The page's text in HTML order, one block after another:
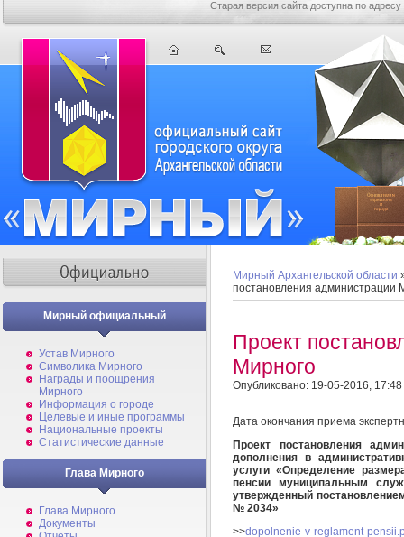
Старая версия сайта доступна по адресу
Мирный официальный
Устав Мирного
Символика Мирного
Награды и поощрения
Мирного
Информация о городе
Целевые и иные программы
Национальные проекты
Статистические данные
Глава Мирного
Глава Мирного
Документы
Мирный Архангельской области
постановления администрации
Проект
Мирного
Опубликовано: 19-05-2016, 17:48
Дата окончания приема
Проект постановления
дополнения в
услуги «Определение
пенсии муниципальным
утвержденный
№ 2034»
>>dopolnenie-v-reglament-